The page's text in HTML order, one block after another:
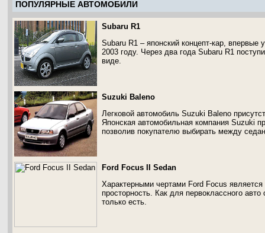
ПОПУЛЯРНЫЕ АВТОМОБИЛИ
Subaru R1
Subaru R1 – японский концепт-кар, впервые
2003 году. Через два года Subaru R1
виде.
Suzuki Baleno
Легковой автомобиль Suzuki Baleno
Японская автомобильная компания Suzuki
позволив покупателю выбирать между
Ford Focus II Sedan
Характерными чертами Ford Focus
просторность. Как для первоклассного
только есть.